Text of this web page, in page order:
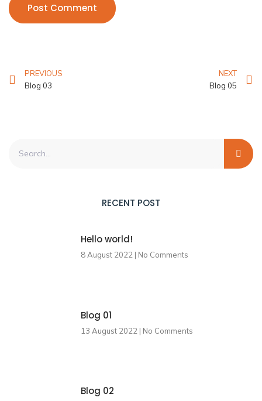
PREVIOUS
Blog 03
NEXT
Blog 05
RECENT POST
Hello world!
8 August 2022 No Comments
Blog 01
13 August 2022 No Comments
Blog 02